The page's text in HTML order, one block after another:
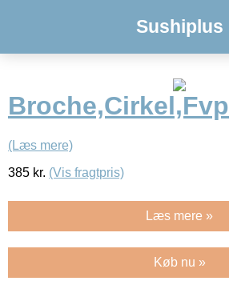
Sushiplus
Broche,Cirkel,Fvp
(Læs mere)
385 kr. (Vis fragtpris)
Læs mere »
Køb nu »